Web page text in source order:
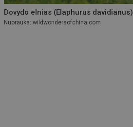
Dovydo elnias (Elaphurus davidianus)
Nuorauka: wildwondersofchina.com